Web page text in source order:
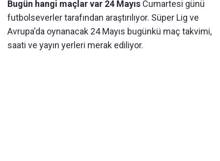
Bugün hangi maçlar var 24 Mayıs Cumartesi günü
futbolseverler tarafından araştırılıyor. Süper Lig ve
Avrupa'da oynanacak 24 Mayıs bugünkü maç takvimi,
saati ve yayın yerleri merak ediliyor.